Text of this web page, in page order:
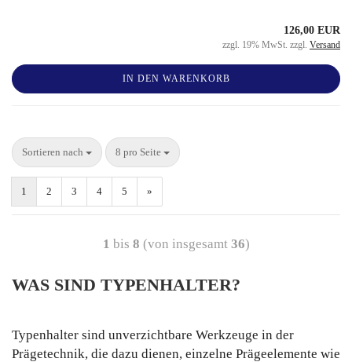
126,00 EUR
zzgl. 19% MwSt. zzgl. Versand
IN DEN WARENKORB
Sortieren nach 8 pro Seite
1 2 3 4 5 »
1 bis 8 (von insgesamt 36)
WAS SIND TYPENHALTER?
Typenhalter sind unverzichtbare Werkzeuge in der
Prägetechnik, die dazu dienen, einzelne Prägeelemente wie